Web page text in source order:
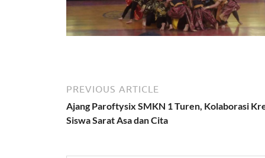
PREVIOUS ARTICLE
Ajang Paroftysix SMKN 1 Turen, Kolaborasi
Siswa Sarat Asa dan Cita